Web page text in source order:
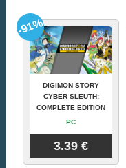
DIGIMON STORY
CYBER SLEUTH:
COMPLETE EDITION
PC
3.39 €
-91%